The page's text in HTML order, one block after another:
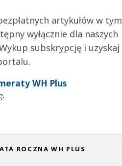
artykułów w tym
wyłącznie dla naszych
subskrypcję i uzyskaj
WH Plus
ROCZNA WH PLUS